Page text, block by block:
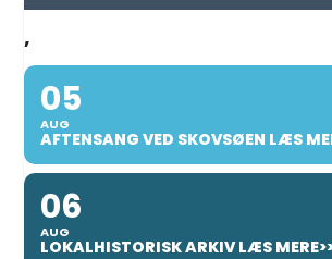
,
05
AUG
AFTENSANG VED SKOVSØEN LÆS
06
AUG
LOKALHISTORISK ARKIV LÆS